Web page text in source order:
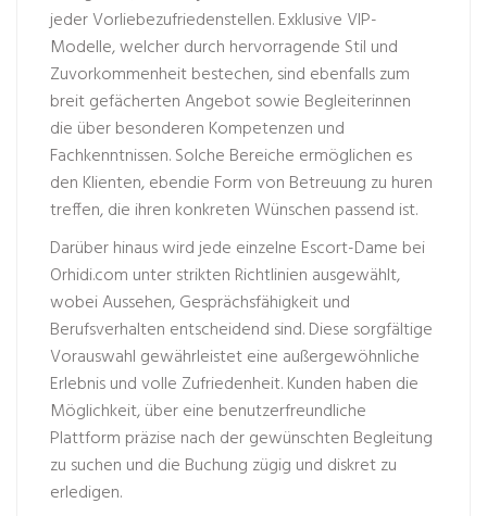
jeder Vorliebezufriedenstellen. Exklusive VIP-
Modelle, welcher durch hervorragende Stil und
Zuvorkommenheit bestechen, sind ebenfalls zum
breit gefächerten Angebot sowie Begleiterinnen
die über besonderen Kompetenzen und
Fachkenntnissen. Solche Bereiche ermöglichen es
den Klienten, ebendie Form von Betreuung zu huren
treffen, die ihren konkreten Wünschen passend ist.
Darüber hinaus wird jede einzelne Escort-Dame bei
Orhidi.com unter strikten Richtlinien ausgewählt,
wobei Aussehen, Gesprächsfähigkeit und
Berufsverhalten entscheidend sind. Diese sorgfältige
Vorauswahl gewährleistet eine außergewöhnliche
Erlebnis und volle Zufriedenheit. Kunden haben die
Möglichkeit, über eine benutzerfreundliche
Plattform präzise nach der gewünschten Begleitung
zu suchen und die Buchung zügig und diskret zu
erledigen.